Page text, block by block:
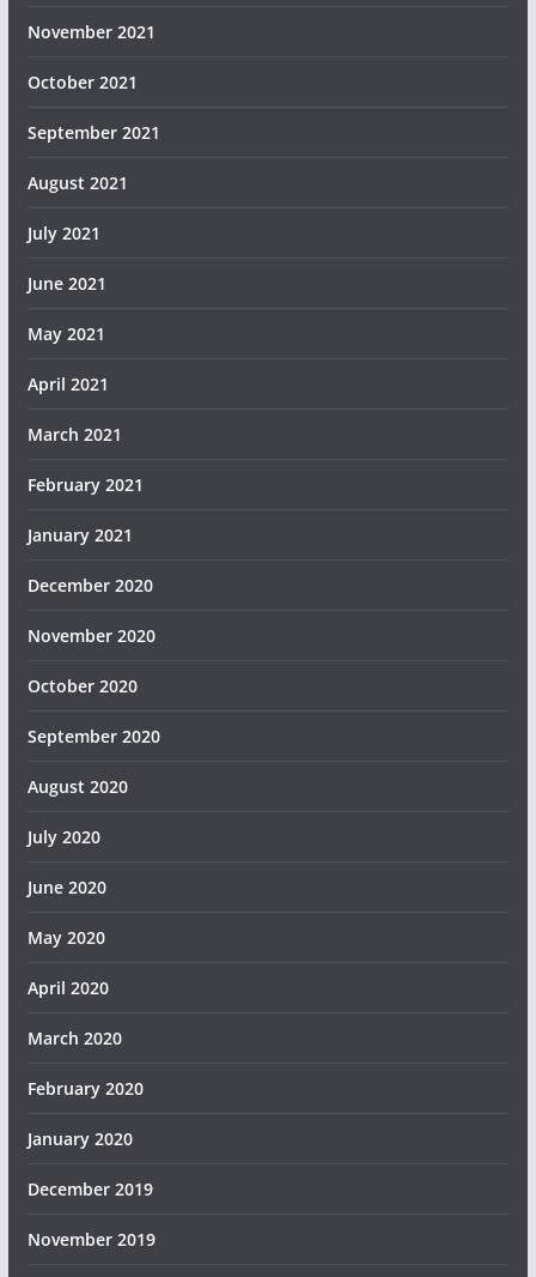
November 2021
October 2021
September 2021
August 2021
July 2021
June 2021
May 2021
April 2021
March 2021
February 2021
January 2021
December 2020
November 2020
October 2020
September 2020
August 2020
July 2020
June 2020
May 2020
April 2020
March 2020
February 2020
January 2020
December 2019
November 2019